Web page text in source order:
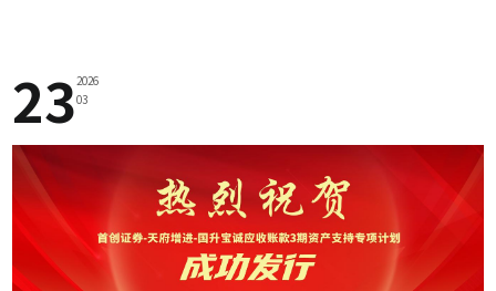
232026
03